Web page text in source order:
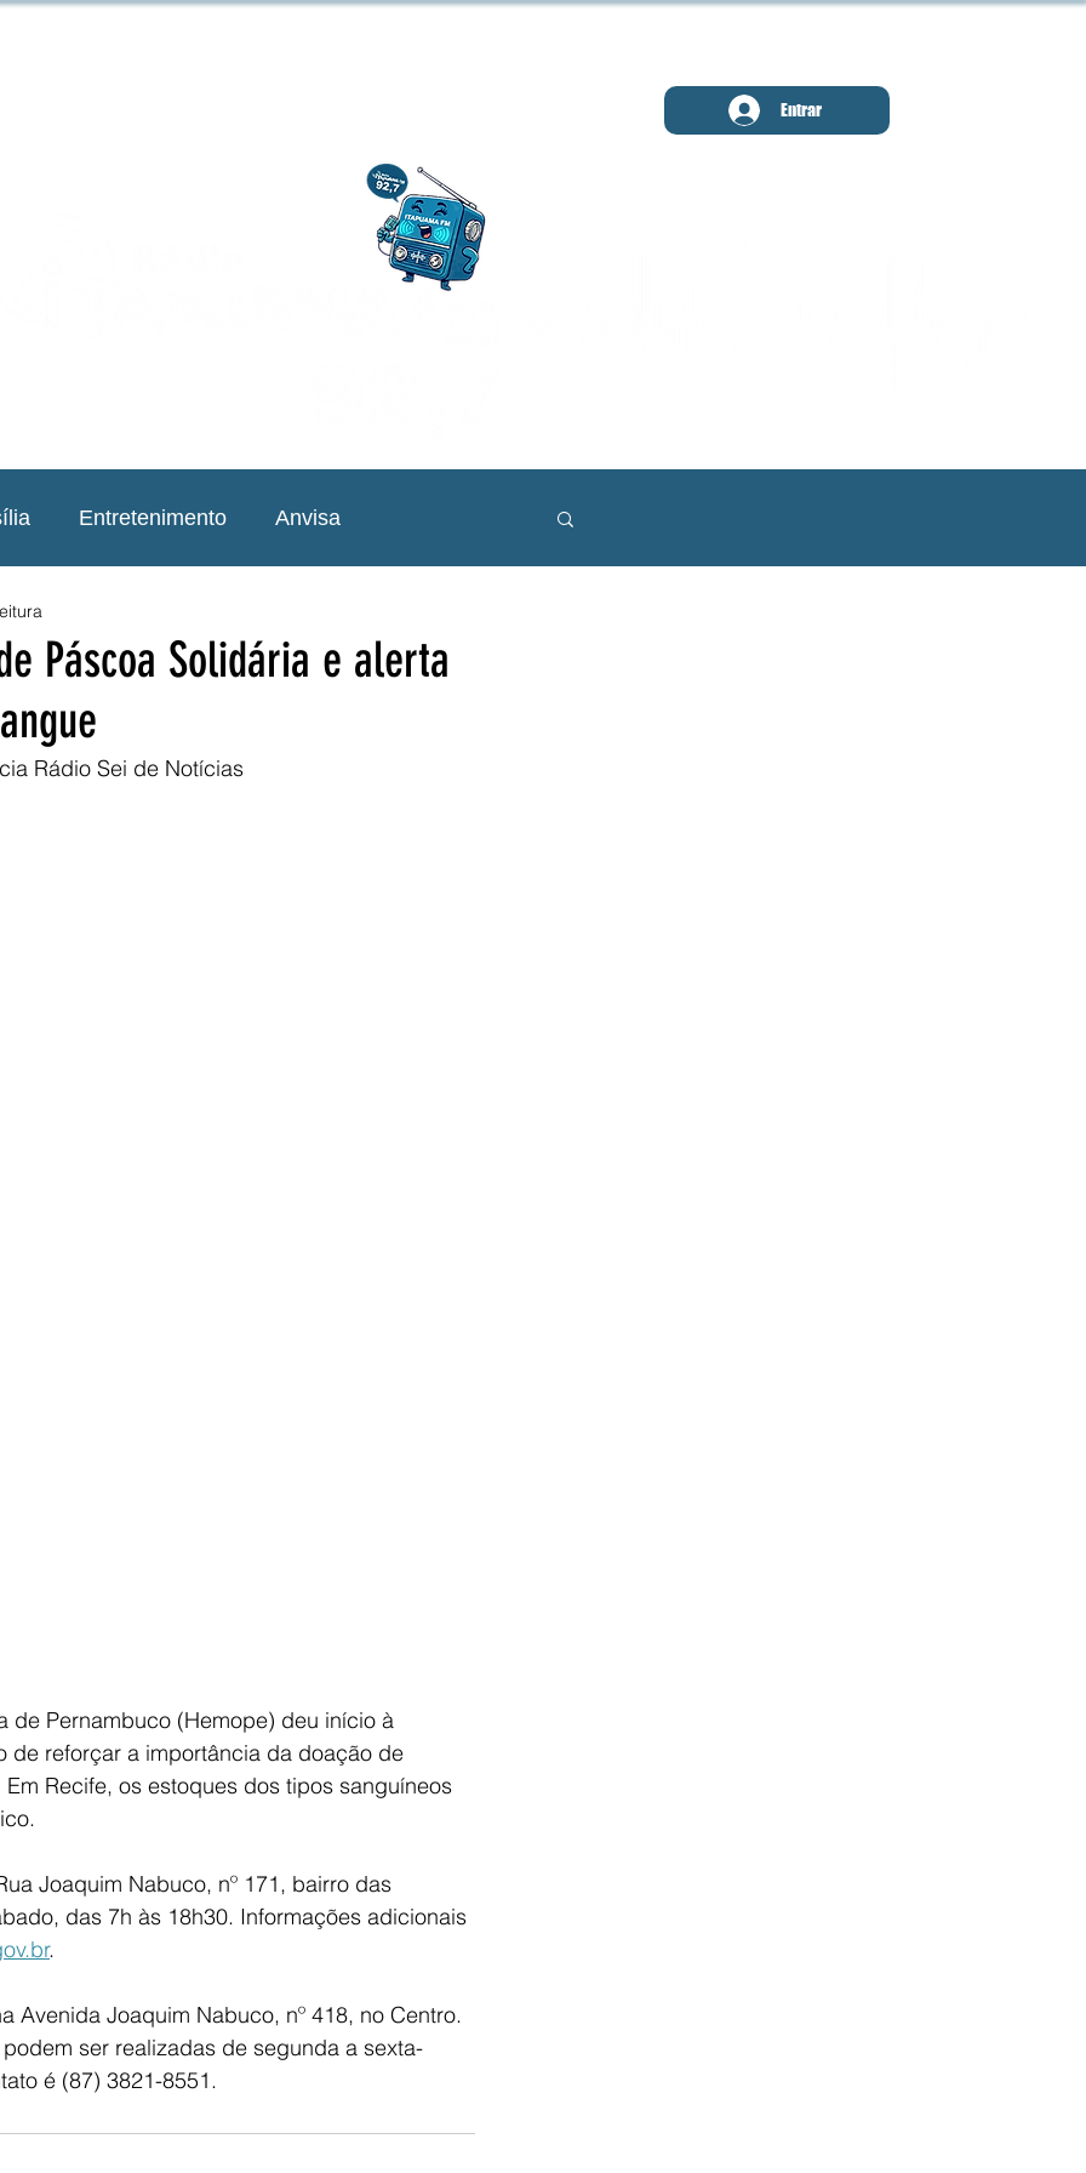
Entrar
Entretenimento Anvisa
Acessibilidade
Páscoa Solidária e alerta
Rádio Sei de Notícias
de Pernambuco (Hemope) deu início à
de reforçar a importância da doação de
Recife, os estoques dos tipos sanguíneos
Joaquim Nabuco, nº 171, bairro das
das 7h às 18h30. Informações adicionais
.
Avenida Joaquim Nabuco, nº 418, no Centro.
ser realizadas de segunda a sexta-
é (87) 3821-8551.